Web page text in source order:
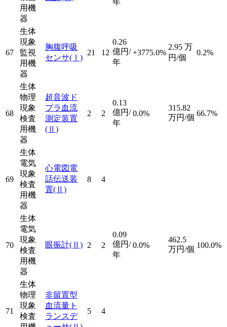
用機
器
年
67
生体
現象
監視
用機
器
胸腹呼吸
センサ(Ⅰ)
21 12
0.26
億円/
年
+3775.0%
2.95 万
円/個
0.2%
68
生体
物理
現象
検査
用機
器
超音波ド
プラ血流
測定装置
(Ⅱ)
2 2
0.13
億円/
年
0.0%
315.82
万円/個 66.7%
69
生体
電気
現象
検査
用機
器
心電図電
話伝送装
置(Ⅱ)
8 4
70
生体
電気
現象
検査
用機
器
眼振計(Ⅱ) 2 2
0.09
億円/
年
0.0%
462.5
万円/個 100.0%
71
生体
物理
現象
検査
非留置型
血流量ト
ランスデ
5 4